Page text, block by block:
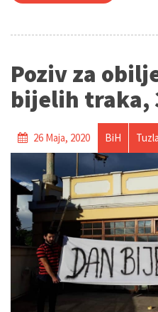
Poziv za
bijelih traka,
26 Maja, 2020 BiH Tuzla